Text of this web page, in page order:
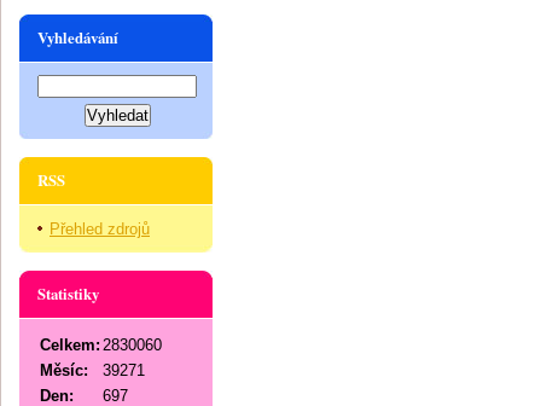
Vyhledávání
RSS
Přehled zdrojů
Statistiky
Celkem: 2830060
Měsíc:
39271
Den:
697